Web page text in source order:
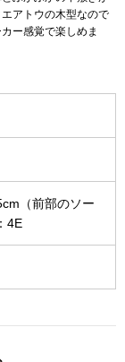
その他
シューズ
レースアップ
スニーカー
ブーツ
アトウの木型なので
ー感覚で楽しめま
（前部のソー
4E